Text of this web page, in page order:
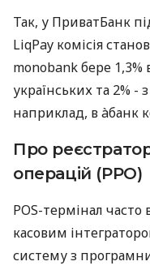
Так, у ПриватБанк
LiqPay комісія
monobank бере 1,3%
українських та 2% -
наприклад, в àбанк
Про
операцій (РРО)
POS-термінал часто
касовим
систему з